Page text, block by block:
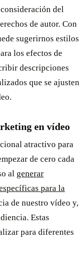
del
de autor. Con
sugerirnos estilos
los efectos de
descripciones
que se ajusten
en vídeo
atractivo para
de cero cada
al generar
para la
de nuestro vídeo y,
Estas
para diferentes